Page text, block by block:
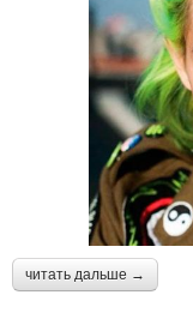
читать дальше →